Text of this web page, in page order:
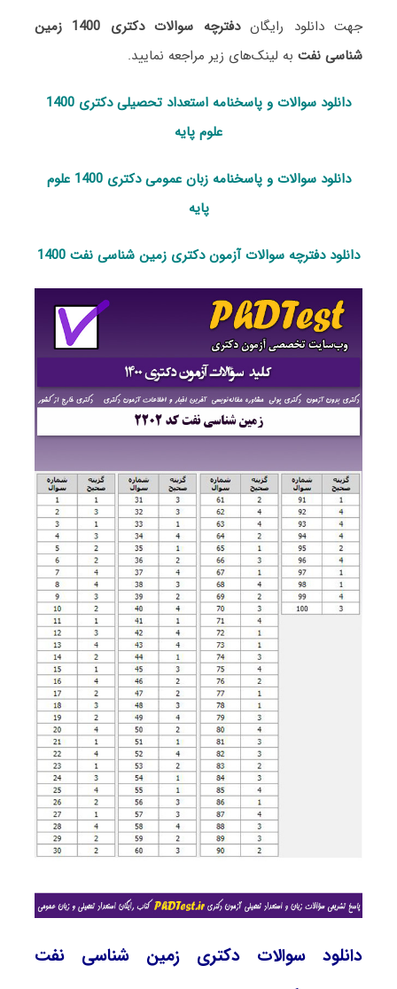
جهت دانلود رایگان
دفترچه سوالات دکتری 1400 زمین
شناسی نفتبه لینک‌های زیر مراجعه نمایید.
دانلود سوالات و پاسخنامه استعداد تحصیلی دکتری 1400
علوم پایه
دانلود سوالات و پاسخنامه زبان عمومی دکتری 1400 علوم
پایه
دانلود دفترچه سوالات آزمون دکتری زمین شناسی نفت 1400
دانلود سوالات دکتری زمین شناسی نفت